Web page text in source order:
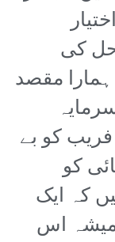
کی
ہمارا مقصد
فریب کو بے
کو
کہ ایک
اس